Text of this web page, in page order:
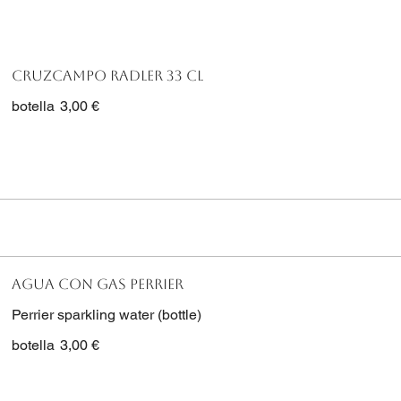
Cruzcampo Radler 33 cl
botella 3,00 €
Agua con gas Perrier
Perrier sparkling water (bottle)
botella 3,00 €